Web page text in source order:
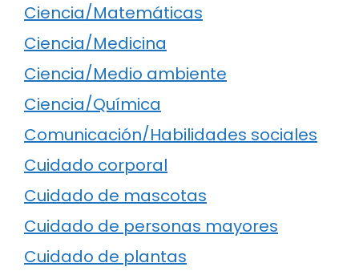
Ciencia/Matemáticas
Ciencia/Medicina
Ciencia/Medio ambiente
Ciencia/Química
Comunicación/Habilidades sociales
Cuidado corporal
Cuidado de mascotas
Cuidado de personas mayores
Cuidado de plantas